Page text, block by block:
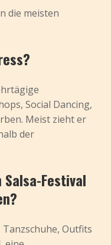
die meisten
Social Dancing,
Meist zieht er
der
Festival
Outfits